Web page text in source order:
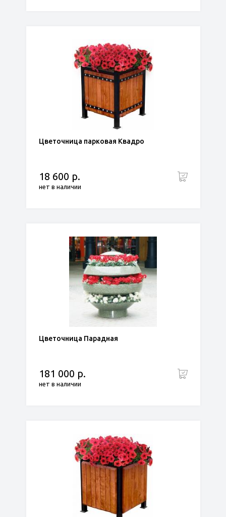
Цветочница парковая Квадро
18 600 р.
нет в наличии
Цветочница Парадная
181 000 р.
нет в наличии